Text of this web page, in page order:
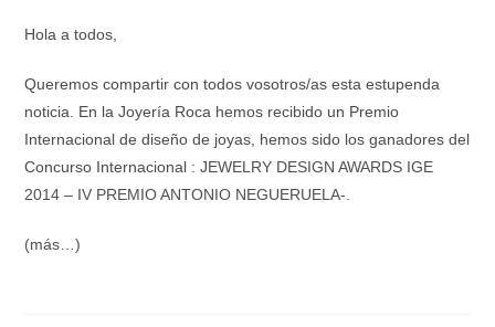
Hola a todos,
Queremos compartir con todos vosotros/as esta estupenda
noticia. En la Joyería Roca hemos recibido un Premio
Internacional de diseño de joyas, hemos sido los ganadores del
Concurso Internacional :JEWELRY DESIGN AWARDS IGE
2014 – IV PREMIO ANTONIO NEGUERUELA‐.
(más…)